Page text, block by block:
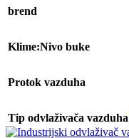
brend
Klime:Nivo buke
Protok vazduha
Tip odvlaživača vazduha